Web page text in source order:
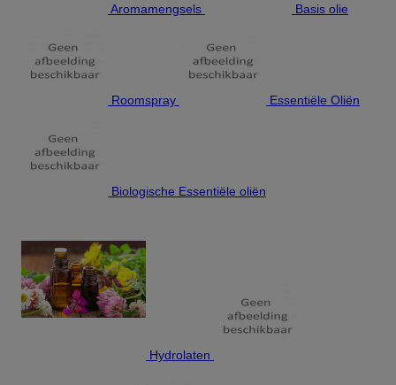
Aromamengsels Basis olie
Roomspray Essentiële Oliën
Biologische Essentiële oliën
Hydrolaten